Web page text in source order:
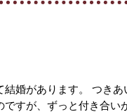
結婚があります。 つき
ですが、ずっと付き合い